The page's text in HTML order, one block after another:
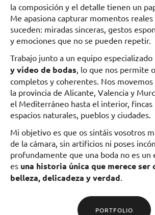
la composición y el detalle tienen un
Me apasiona capturar momentos
suceden: miradas sinceras, gestos
y emociones que no se pueden repetir.
Trabajo junto a un equipo especializado
y vídeo de bodas , lo que nos permite
completos y coherentes. Nos
la provincia de Alicante, Valencia y
el Mediterráneo hasta el interior, fincas
espacios naturales, pueblos y ciudades.
Mi objetivo es que os sintáis vosotros
de la cámara, sin artificios ni poses
profundamente que una boda no es un
es una historia única que merece ser
belleza, delicadeza y verdad
PORTFOLIO